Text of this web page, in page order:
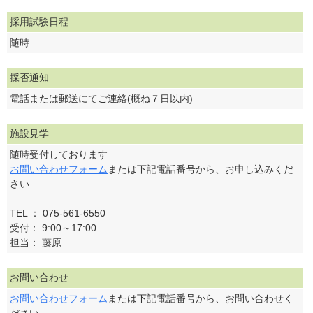
採用試験日程
随時
採否通知
電話または郵送にてご連絡(概ね７日以内)
施設見学
随時受付しております
お問い合わせフォーム または下記電話番号から、お申し込みくだ
さい
TEL ： 075-561-6550
受付： 9:00～17:00
担当： 藤原
お問い合わせ
お問い合わせフォーム または下記電話番号から、お問い合わせく